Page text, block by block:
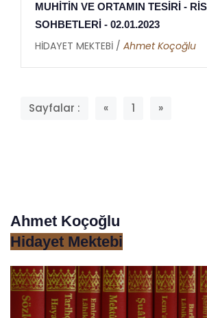
MUHİTİN VE ORTAMIN TESİRİ -
SOHBETLERİ - 02.01.2023
HİDAYET MEKTEBİ / Ahmet Koçoğlu
Sayfalar : « 1 »
Ahmet Koçoğlu
Hidayet Mektebi